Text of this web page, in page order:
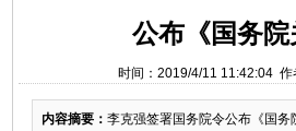
公布《国务
时间：2019/4/11 11:42:04
内容摘要： 李克强签署国务院令公布《国